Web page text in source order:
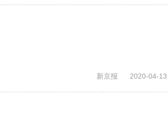
新京报 2020-04-13